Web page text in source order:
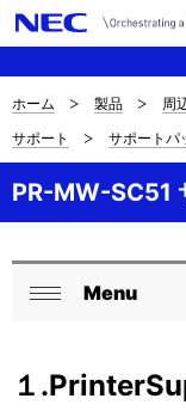
ナ
ビ
ゲ
ー
シ
サ
イ
ト
の
在
ホーム 製品 周
サポート
サポートパ
PR-MW-SC51
ロ
カ る
Menu
１